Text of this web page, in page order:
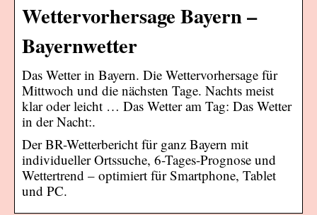
Wettervorhersage Bayern –
Bayernwetter
Das Wetter in Bayern. Die Wettervorhersage für
Mittwoch und die nächsten Tage. Nachts meist
klar oder leicht … Das Wetter am Tag: Das Wetter
in der Nacht:.
Der BR-Wetterbericht für ganz Bayern mit
individueller Ortssuche, 6-Tages-Prognose und
Wettertrend – optimiert für Smartphone, Tablet
und PC.